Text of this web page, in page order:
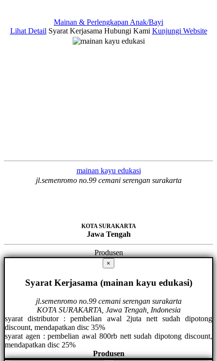
Mainan & Perlengkapan Anak/Bayi
Lihat Detail Syarat Kerjasama Hubungi Kami Kunjungi Website
mainan kayu edukasi
jl.semenromo no.99 cemani serengan surakarta
KOTA SURAKARTA
Jawa Tengah
Produsen
×
Syarat Kerjasama (mainan kayu edukasi)
jl.semenromo no.99 cemani serengan surakarta
KOTA SURAKARTA, Jawa Tengah, Indonesia
syarat distributor : pembelian awal 2juta nett sudah dipotong
discount, mendapatkan disc 35%
syarat agen : pembelian awal 800rb nett sudah dipotong discount,
mendapatkan disc 25%
Produsen